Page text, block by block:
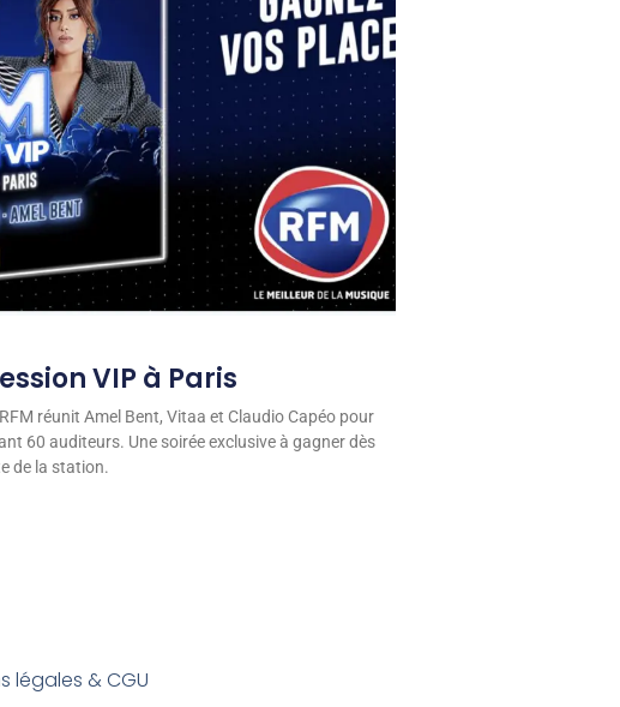
VIP à Paris
réunit Amel Bent, Vitaa et Claudio Capéo pour
60 auditeurs. Une soirée exclusive à gagner dès
de la station.
légales & CGU